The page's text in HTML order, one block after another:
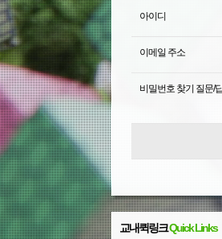
아이디
이메일 주소
비밀번호 찾기 질문/
교내퀵링크Quick Links